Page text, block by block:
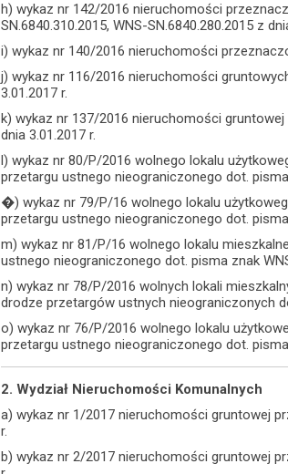
h) wykaz nr 142/2016 nieruchomości
SN.6840.310.2015, WNS-SN.6840.280.2015 z
i) wykaz nr 140/2016 nieruchomości
j) wykaz nr 116/2016 nieruchomości
3.01.2017 r.
k) wykaz nr 137/2016 nieruchomości
dnia 3.01.2017 r.
l) wykaz nr 80/P/2016 wolnego lokalu
przetargu ustnego nieograniczonego dot.
�) wykaz nr 79/P/16 wolnego lokalu
przetargu ustnego nieograniczonego dot.
m) wykaz nr 81/P/16 wolnego lokalu
ustnego nieograniczonego dot. pisma znak
n) wykaz nr 78/P/2016 wolnych lokali
drodze przetargów ustnych nieograniczonych
o) wykaz nr 76/P/2016 wolnego lokalu
przetargu ustnego nieograniczonego dot.
2. Wydział Nieruchomości Komunalnych
a) wykaz nr 1/2017 nieruchomości gruntowej
r.
b) wykaz nr 2/2017 nieruchomości gruntowej